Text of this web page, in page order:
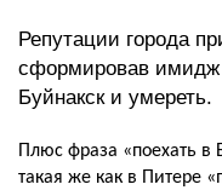
Репутации города
сформировав
Буйнакск и умереть.
Плюс фраза «поехать в
такая же как в Питере